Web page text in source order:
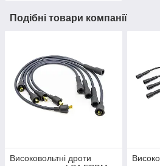
Подібні товари компанії
Високовольтні дроти